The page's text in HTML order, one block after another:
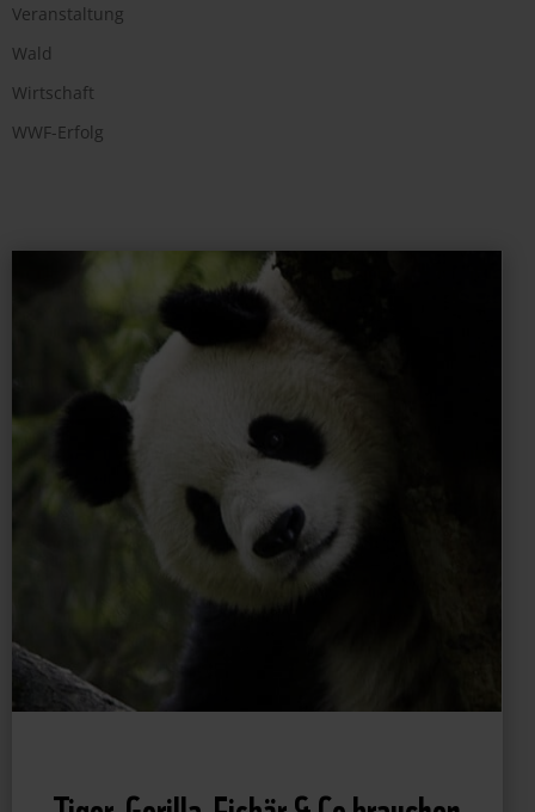
Veranstaltung
Wald
Wirtschaft
WWF-Erfolg